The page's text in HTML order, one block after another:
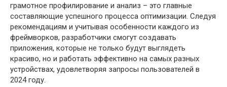
грамотное профилирование и анализ – это главные
составляющие успешного процесса оптимизации. Следуя
рекомендациям и учитывая особенности каждого из
фреймворков, разработчики смогут создавать
приложения, которые не только будут выглядеть
красиво, но и работать эффективно на самых разных
устройствах, удовлетворяя запросы пользователей в
2024 году.